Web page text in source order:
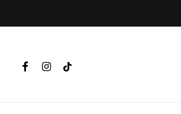
FACEBOOKINSTAGRAM
TIKTOK